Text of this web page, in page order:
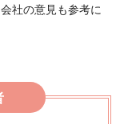
社の意見も参考に